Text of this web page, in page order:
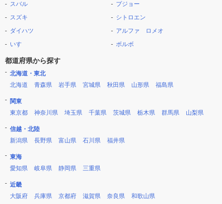
スバル
スズキ
ダイハツ
いすゞ
プジョー
シトロエン
アルファ ロメオ
ボルボ
都道府県から探す
北海道・東北
北海道
青森県 岩手県 宮城県 秋田県 山形県 福島県
関東
東京都
神奈川県 埼玉県 千葉県 茨城県 栃木県 群馬県 山梨県
信越・北陸
新潟県
長野県 富山県 石川県 福井県
東海
愛知県
岐阜県 静岡県 三重県
近畿
大阪府
兵庫県 京都府 滋賀県 奈良県 和歌山県